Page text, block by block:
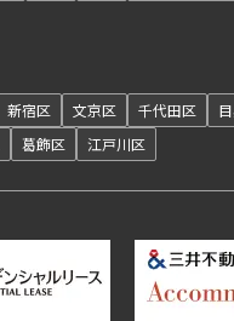
新宿区 文京区 千代田区
葛飾区 江戸川区